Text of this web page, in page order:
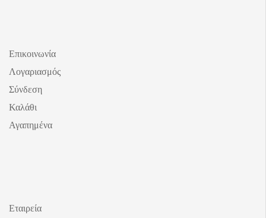
Επικοινωνία
Λογαριασμός
Σύνδεση
Καλάθι
Αγαπημένα
Εταιρεία